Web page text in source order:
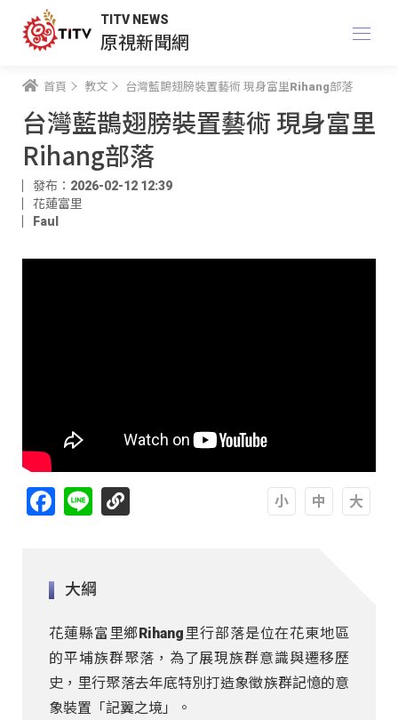
TITV NEWS
原視新聞網
首頁 教文 台灣藍鵲翅膀裝置藝術 現身富里Rihang部落
台灣藍鵲翅膀裝置藝術 現身富里
Rihang部落
發布：2026-02-12 12:39
花蓮富里
Faul
Facebook
Line
大綱
花蓮縣富里鄉Rihang里行部落是位在花東地區
的平埔族群聚落，為了展現族群意識與遷移歷
史，里行聚落去年底特別打造象徵族群記憶的意
象裝置「記翼之境」。